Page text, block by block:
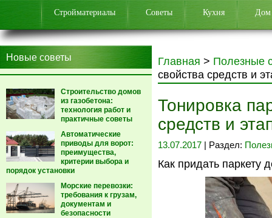
Стройматериалы Советы Кухня Дом
Новые советы
Строительство домов
из газобетона:
технология работ и
практичные советы
Автоматические
приводы для ворот:
преимущества,
критерии выбора и
порядок установки
Морские перевозки:
требования к грузам,
документам и
безопасности
Главная > Полезные
свойства средств и
Тонировка
средств и
13.07.2017 | Раздел:
Как придать паркету